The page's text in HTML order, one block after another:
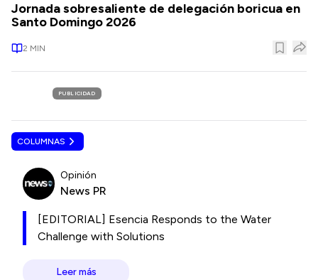
Jornada sobresaliente de delegación boricua en
Santo Domingo 2026
2 MIN
PUBLICIDAD
COLUMNAS
Opinión
News PR
[EDITORIAL] Esencia Responds to the Water
Challenge with Solutions
Leer más